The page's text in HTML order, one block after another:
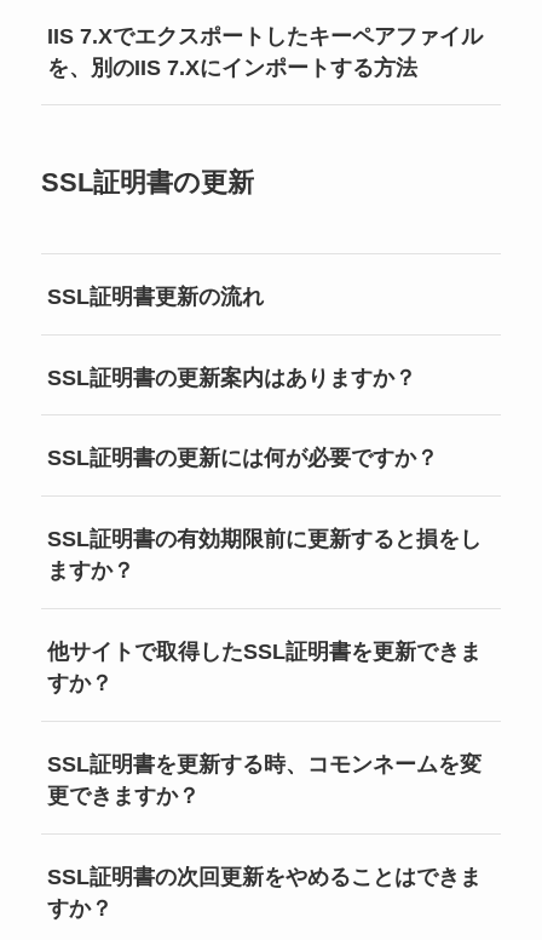
IIS 7.Xでエクスポートしたキーペアファイル
を、別のIIS 7.Xにインポートする方法
SSL証明書の更新
SSL証明書更新の流れ
SSL証明書の更新案内はありますか？
SSL証明書の更新には何が必要ですか？
SSL証明書の有効期限前に更新すると損をし
ますか？
他サイトで取得したSSL証明書を更新できま
すか？
SSL証明書を更新する時、コモンネームを変
更できますか？
SSL証明書の次回更新をやめることはできま
すか？